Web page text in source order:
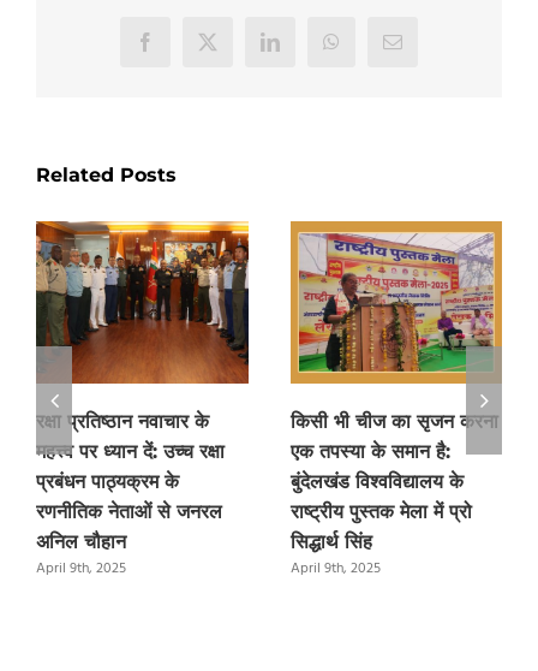
Facebook
X LinkedInWhatsAppEmail
Related Posts
रक्षा प्रतिष्ठान नवाचार के
महत्त्व पर ध्यान दें: उच्च रक्षा
प्रबंधन पाठ्यक्रम के
रणनीतिक नेताओं से जनरल
अनिल चौहान
April 9th, 2025
किसी भी चीज का सृजन करना
एक तपस्या के समान है:
बुंदेलखंड विश्वविद्यालय के
राष्ट्रीय पुस्तक मेला में प्रो
सिद्धार्थ सिंह
April 9th, 2025